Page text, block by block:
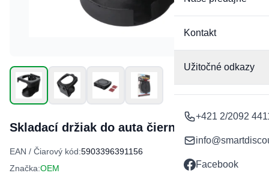
Kontakt
Užitočné odkazy
+421 2/2092
Facebook
Skladací držiak do auta čierny
EAN / Čiarový kód:5903396391156
Značka:OEM